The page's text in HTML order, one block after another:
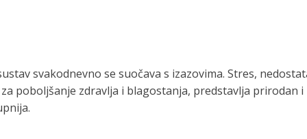
svakodnevno se suočava s izazovima. Stres,
poboljšanje zdravlja i blagostanja, predstavlja prirodan